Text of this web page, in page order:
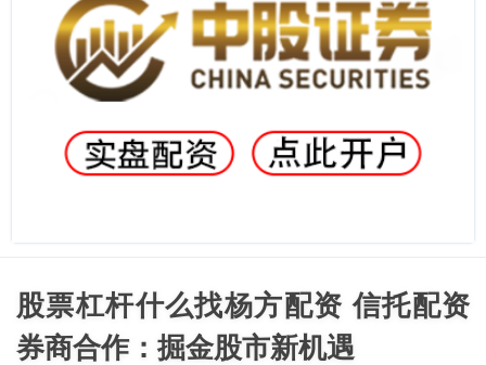
股票杠杆什么找杨方配资 信托配资
券商合作：掘金股市新机遇